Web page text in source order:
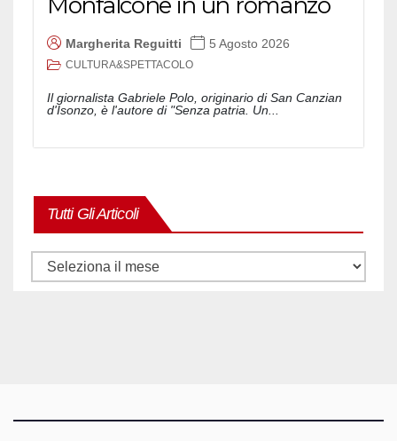
Margherita Reguitti 5 Agosto 2026
CULTURA&SPETTACOLO
Il giornalista Gabriele Polo, originario di San Canzian
d'Isonzo, è l'autore di "Senza patria. Un...
Tutti Gli Articoli
Tutti